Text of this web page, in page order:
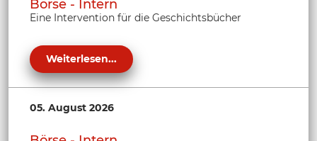
Börse - Intern
Eine Intervention für die Geschichtsbücher
Weiterlesen...
05. August 2026